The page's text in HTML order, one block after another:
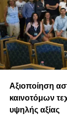
Μετά την άφιξη
οινοποιητική
στην Ιερά
ημέρες, οι κ.κ.
Περιφερειακές
Στη διάρκεια
καθοδήγηση
Κεντρικής
Αξιοποίηση
καινοτόμων
υψηλής αξίας